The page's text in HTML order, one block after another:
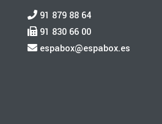
91 879 88 64
91 830 66 00
espabox@espabox.es